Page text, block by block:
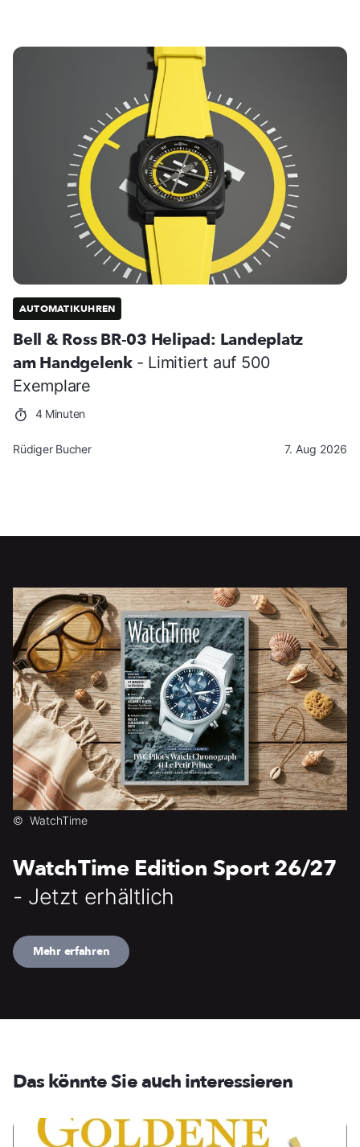
AUTOMATIKUHREN
Bell & Ross BR-03 Helipad: Landeplatz
am Handgelenk - Limitiert auf 500
Exemplare
4 Minuten
Rüdiger Bucher 7. Aug 2026
© WatchTime
WatchTime Edition Sport 26/27
- Jetzt erhältlich
Mehr erfahren
Das könnte Sie auch interessieren